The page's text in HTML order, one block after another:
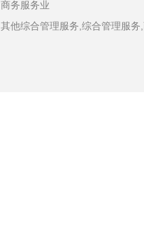
商务服务业
其他综合管理服务,综合管理服